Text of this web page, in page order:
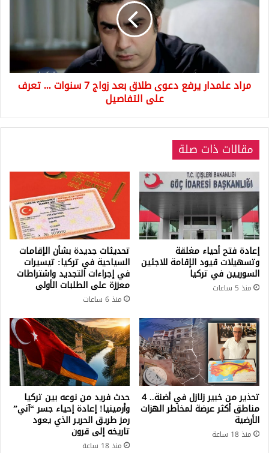
دعوى
سنوات
تعرف
التفاصيل
مراد علمدار يرفع دعوى طلاق بعد زواج 7 سنوات ... تعرف
على التفاصيل
مقالات ذات صلة
إعادة فتح أحياء مغلقة
وتسهيلات قيود الإقامة للاجئين
السوريين في تركيا
منذ 5 ساعات
تحديثات جديدة بشأن الإقامات
السياحية في تركيا: تيسيرات
في إجراءات التجديد واشتراطات
معززة على الطلبات الأولى
منذ 6 ساعات
تحذير من خبير زلازل في أضنة.. 4
مناطق أكثر عرضة لمخاطر الهزات
الأرضية
منذ 18 ساعة
حدث فريد من نوعه بين تركيا
وأرمينيا! إعادة إحياء جسر “آني”
رمز طريق الحرير الذي يعود
تاريخه إلى قرون
منذ 18 ساعة